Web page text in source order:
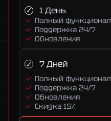
1 День
Полный функционал
Поддержка 24/7
Обновления
7 Дней
Полный функционал
Поддержка 24/7
Обновления
Скидка 15%